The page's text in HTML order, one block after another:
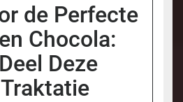
de Perfecte
Chocola:
Deze